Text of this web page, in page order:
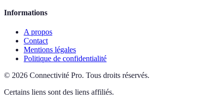
Informations
A propos
Contact
Mentions légales
Politique de confidentialité
© 2026 Connectivité Pro. Tous droits réservés.
Certains liens sont des liens affiliés.